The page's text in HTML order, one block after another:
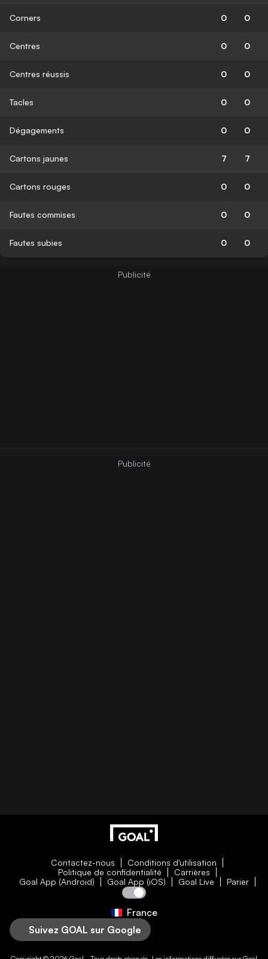
Corners 0 0
Centres 0 0
Centres réussis 0 0
Tacles 0 0
Dégagements 0 0
Cartons jaunes 7 7
Cartons rouges 0 0
Fautes commises 0 0
Fautes subies 0 0
Contactez-nous
Conditions d'utilisation
Politique de confidentialité
Carrières
Goal App (Android)
Goal App (iOS) Goal Live Parier
France
Suivez GOAL sur Google